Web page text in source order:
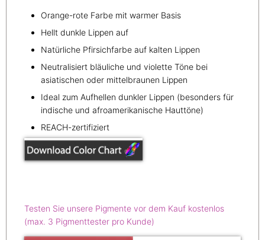
Orange-rote Farbe mit warmer Basis
Hellt dunkle Lippen auf
Natürliche Pfirsichfarbe auf kalten Lippen
Neutralisiert bläuliche und violette Töne bei
asiatischen oder mittelbraunen Lippen
Ideal zum Aufhellen dunkler Lippen (besonders für
indische und afroamerikanische Hauttöne)
REACH-zertifiziert
Testen Sie unsere Pigmente vor dem Kauf kostenlos
(max. 3 Pigmenttester pro Kunde)